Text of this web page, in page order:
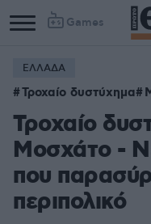
Games
ΕΛΛΑΔΑ
Τροχαίο δυστύχημα
Τροχαίο
Μοσχάτο -
που
περιπολικό